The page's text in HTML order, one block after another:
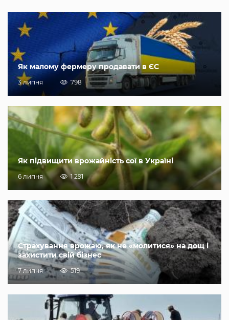
Як малому фермеру продавати в ЄС
3 липня 798
Як підвищити врожайність сої в Україні
6 липня 1 291
Страхування врожаю, як не «молитися» на дощ і
захистити свій бізнес
7 липня 519